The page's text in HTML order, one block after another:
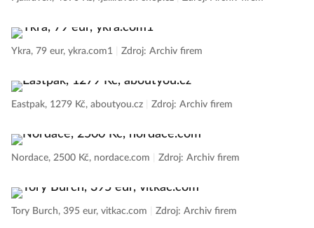
Ykra, 79 eur, ykra.com1 Zdroj: Archiv firem
Eastpak, 1279 Kč, aboutyou.cz Zdroj: Archiv firem
Nordace, 2500 Kč, nordace.com Zdroj: Archiv firem
Tory Burch, 395 eur, vitkac.com Zdroj: Archiv firem